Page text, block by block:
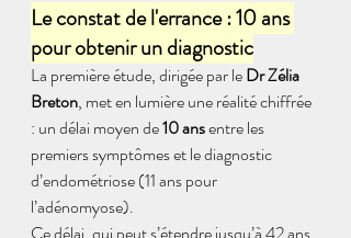
Le constat de l'errance : 10 ans
pour obtenir un diagnostic
La première étude, dirigée par le Dr Zélia
Breton, met en lumière une réalité chiffrée
: un délai moyen de 10 ans entre les
premiers symptômes et le diagnostic
d’endométriose (11 ans pour
l’adénomyose).
Ce délai, qui peut s’étendre jusqu’à 42 ans